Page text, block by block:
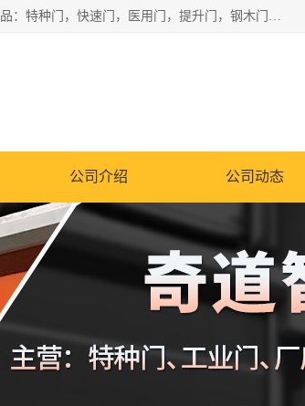
安徽奇道智能门业有限公司是一家专业生产各种门窗、智能门窗的企业，主要产品：特种门，快速门，医用门，提升门，钢木门，智能道闸，钢大门，平移门，卷帘门，保温门，钢制自由门，防火门等，欢迎前来咨询采购。
公司介绍 公司动态